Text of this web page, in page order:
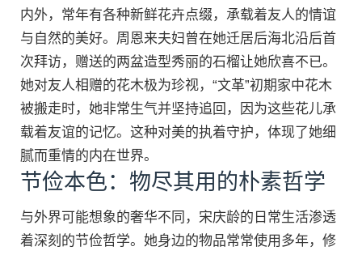
内外，常年有各种新鲜花卉点缀，承载着友人的情谊
与自然的美好。周恩来夫妇曾在她迁居后海北沿后首
次拜访，赠送的两盆造型秀丽的石榴让她欣喜不已。
她对友人相赠的花木极为珍视，“文革”初期家中花木
被搬走时，她非常生气并坚持追回，因为这些花儿承
载着友谊的记忆。这种对美的执着守护，体现了她细
腻而重情的内在世界。
节俭本色：物尽其用的朴素哲学
与外界可能想象的奢华不同，宋庆龄的日常生活渗透
着深刻的节俭哲学。她身边的物品常常使用多年，修